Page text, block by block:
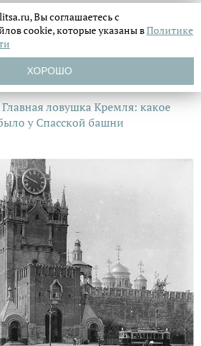
Главная ловушка Кремля: какое
у Спасской башни
Вы соглашаетесь с
cookie, которые указаны вПолитике
ХОРОШО